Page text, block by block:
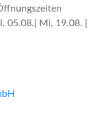
05.08.| Mi, 19.08. |